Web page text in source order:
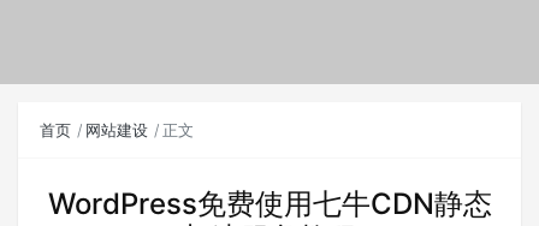
首页 网站建设 正文
WordPress免费使用七牛CDN静态